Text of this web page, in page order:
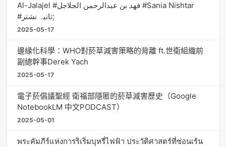
Al-Jalajel #فهد بن عبدالرحمن الجلاجل #Sania Nishtar
#ثانیہ نشتر;
2025-05-17
邊緣化科學：WHO對菸草減害策略的背離 ft.世衛組織前
副總幹事Derek Yach
2025-05-17
電子菸倡議聖經 衛福部隱匿的菸草減害歷史（Google
NotebookLM 中文PODCAST）
2025-05-01
พระคัมภีร์แห่งการริเริ่มบุหรี่ไฟฟ้า ประวัติศาสตร์ที่ซ่อนเร้น